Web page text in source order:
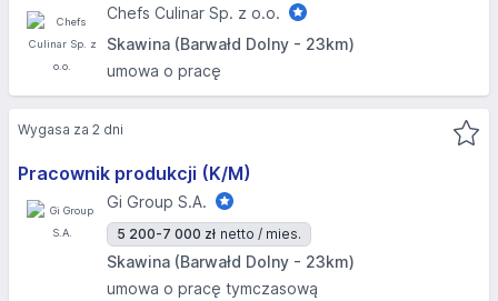
Chefs Culinar Sp. z o.o.
Skawina (Barwałd Dolny - 23km)
umowa o pracę
Pracownik produkcji (K/M)
Gi Group S.A.
5 200-7 000 zł netto / mies.
Skawina (Barwałd Dolny - 23km)
umowa o pracę tymczasową
Wygasa za 2 dni